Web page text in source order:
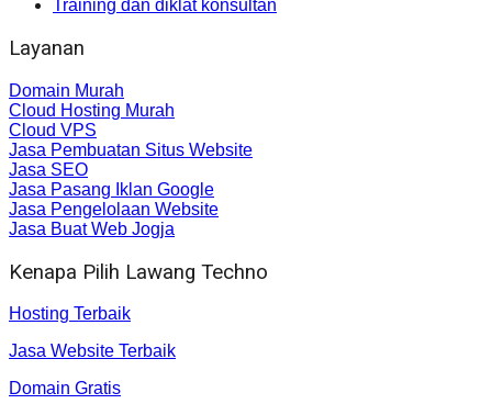
Training dan diklat konsultan
Layanan
Domain Murah
Cloud Hosting Murah
Cloud VPS
Jasa Pembuatan Situs Website
Jasa SEO
Jasa Pasang Iklan Google
Jasa Pengelolaan Website
Jasa Buat Web Jogja
Kenapa Pilih Lawang Techno
Hosting Terbaik
Jasa Website Terbaik
Domain Gratis